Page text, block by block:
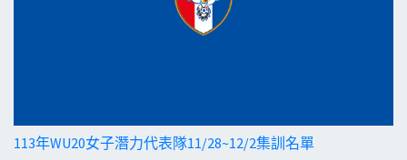
113年WU20女子潛力代表隊11/28~12/2集訓名單